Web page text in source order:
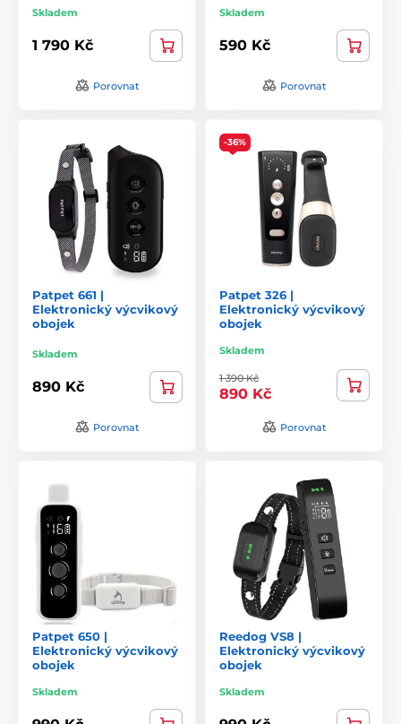
Skladem
1 790 Kč
Porovnat
Skladem
590 Kč
Porovnat
Patpet 661 |
Elektronický výcvikový
obojek
Skladem
890 Kč
Porovnat
-36%
Patpet 326 |
Elektronický výcvikový
obojek
Skladem
1 390 Kč
890 Kč
Porovnat
Patpet 650 |
Elektronický výcvikový
obojek
Skladem
Reedog VS8 |
Elektronický výcvikový
obojek
Skladem